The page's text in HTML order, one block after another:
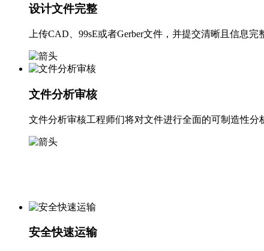
设计文件完整
上传CAD、99sE或者Gerber文件，并提交清晰且信息完
文件分析审核
文件分析审核工程师们将对文件进行全面的可制造性分
安全快速运输